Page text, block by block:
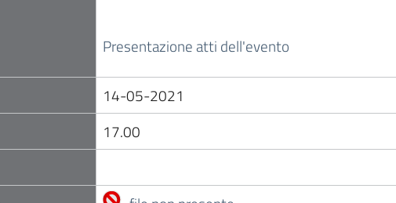
Presentazione atti dell'evento
14-05-2021
17.00